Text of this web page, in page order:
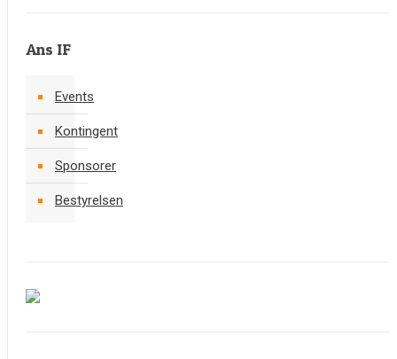
Ans IF
Events
Kontingent
Sponsorer
Bestyrelsen